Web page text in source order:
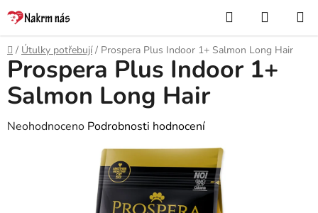
Přejít
na
obsah
Hledat
KOŠÍK
Domů
/ Útulky potřebují / Prospera Plus Indoor 1+ Salmon Long Hair
Prospera Plus Indoor 1+
Salmon Long Hair
Průměrné
Neohodnoceno Podrobnosti hodnocení